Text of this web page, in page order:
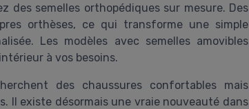
des semelles orthopédiques sur mesure. Des
orthèses, ce qui transforme une simple
Les modèles avec semelles amovibles
à vos besoins.
des chaussures confortables mais
Il existe désormais une vraie nouveauté dans